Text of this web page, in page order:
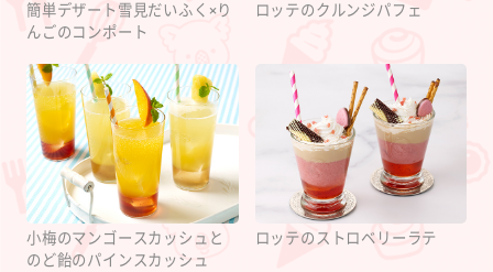
簡単デザート雪見だいふく×り
んごのコンポート
ロッテのクルンジパフェ
小梅のマンゴースカッシュと
のど飴のパインスカッシュ
ロッテのストロベリーラテ